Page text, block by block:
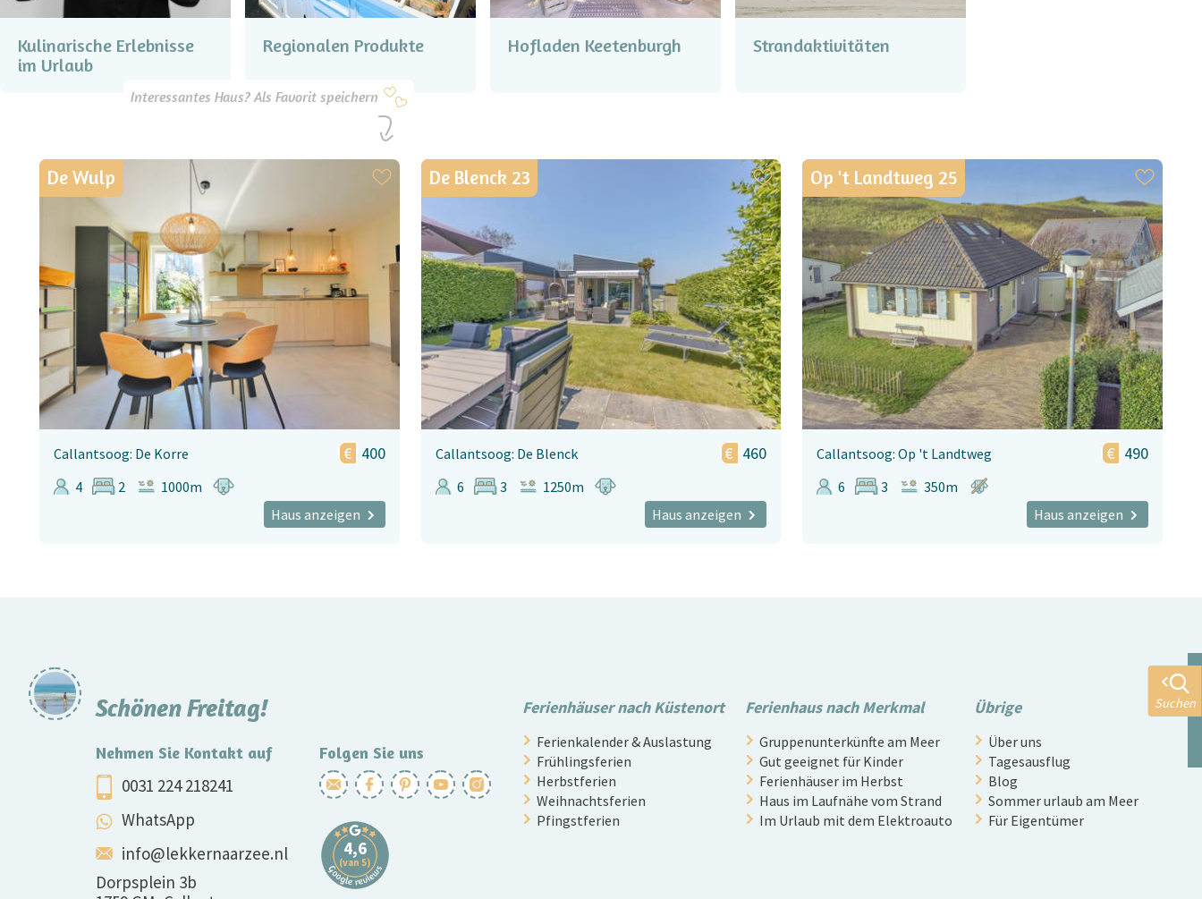
Kulinarische Erlebnisse
im Urlaub
Regionalen Produkte Hofladen Keetenburgh Strandaktivitäten
De Wulp
Interessantes Haus? Als Favorit speichern
Callantsoog: De Korre 400
4 2
1000m
Haus anzeigen
De Blenck 23
Callantsoog: De Blenck 460
6 3
1250m
Haus anzeigen
Op 't Landtweg 25
Callantsoog: Op 't Landtweg 490
6 3
350m
Haus anzeigen
Schönen Freitag!
Nehmen Sie Kontakt auf
0031 224 218241
WhatsApp
info@lekkernaarzee.nl
Dorpsplein 3b
Folgen Sie uns
Ferienhäuser nach Küstenort
Ferienkalender & Auslastung
Frühlingsferien
Herbstferien
Weihnachtsferien
Pfingstferien
Ferienhaus nach Merkmal
Gruppenunterkünfte am Meer
Gut geeignet für Kinder
Ferienhäuser im Herbst
Haus im Laufnähe vom Strand
Im Urlaub mit dem Elektroauto
Übrige
Über uns
Tagesausflug
Blog
Sommer urlaub am Meer
Für Eigentümer
Suchen